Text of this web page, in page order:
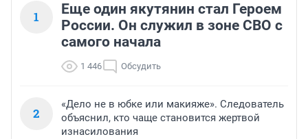
1
Еще один якутянин стал Героем
России. Он служил в зоне СВО с
самого начала
1 446 Обсудить
2
«Дело не в юбке или макияже». Следователь
объяснил, кто чаще становится жертвой
изнасилования